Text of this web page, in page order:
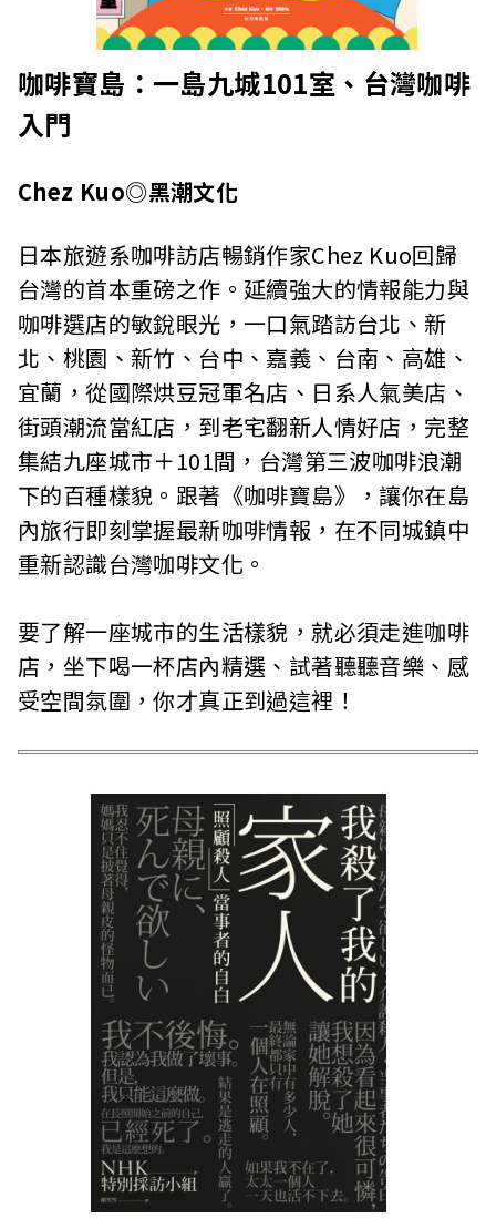
咖啡寶島：一島九城101室、台灣咖啡
入門
Chez Kuo◎黑潮文化
日本旅遊系咖啡訪店暢銷作家Chez Kuo回歸
台灣的首本重磅之作。延續強大的情報能力與
咖啡選店的敏銳眼光，一口氣踏訪台北、新
北、桃園、新竹、台中、嘉義、台南、高雄、
宜蘭，從國際烘豆冠軍名店、日系人氣美店、
街頭潮流當紅店，到老宅翻新人情好店，完整
集結九座城市＋101間，台灣第三波咖啡浪潮
下的百種樣貌。跟著《咖啡寶島》，讓你在島
內旅行即刻掌握最新咖啡情報，在不同城鎮中
重新認識台灣咖啡文化。
要了解一座城市的生活樣貌，就必須走進咖啡
店，坐下喝一杯店內精選、試著聽聽音樂、感
受空間氛圍，你才真正到過這裡！